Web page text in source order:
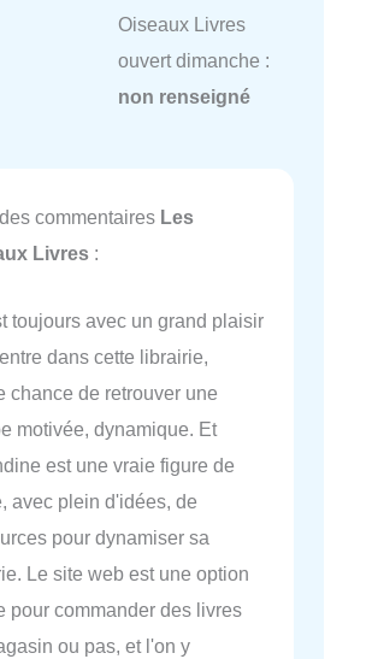
Oiseaux Livres
ouvert dimanche :
non renseigné
commentaires Les
Livres :
toujours avec un grand plaisir
dans cette librairie,
chance de retrouver une
motivée, dynamique. Et
est une vraie figure de
avec plein d'idées, de
pour dynamiser sa
Le site web est une option
pour commander des livres
ou pas, et l'on y